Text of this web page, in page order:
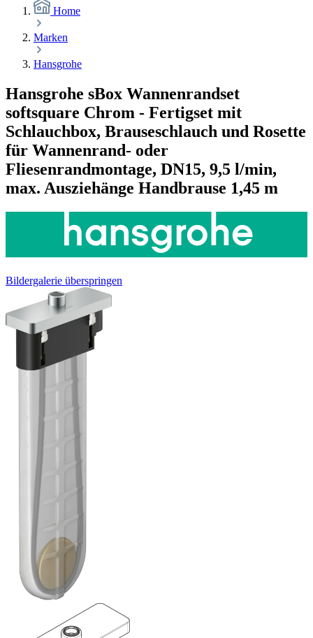
Home
Marken
Hansgrohe
Hansgrohe sBox Wannenrandset
softsquare Chrom - Fertigset mit
Schlauchbox, Brauseschlauch und Rosette
für Wannenrand- oder
Fliesenrandmontage, DN15, 9,5 l/min,
max. Ausziehänge Handbrause 1,45 m
Bildergalerie überspringen